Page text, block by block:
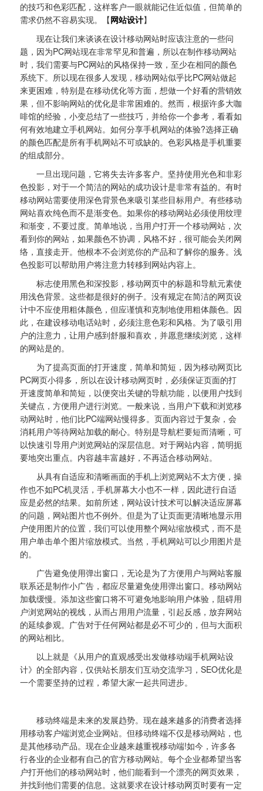
的技巧和色彩匹配，这样客户一眼就能记住近似值，但简单的
需求仍然不容易实现。【网站设计】
现在让我们来谈谈在设计移动网站时应该注意的一些问
题，因为PC网站现在非常罕见和普遍，所以在制作移动网站
时，我们需要与PC网站的风格保持一致，至少在相同的颜色
系统下。所以现在很多人发现，移动网站似乎比PC网站做起
来更困难，特别是在移动优化等方面，想做一个好看的营销效
果，但不影响网站的优化是非常困难的。然而，根据许多大咖
啡馆的经验，小变总结了一些技巧，并给你一个参考，看看如
何有效地建立手机网站。如何分享手机网站的体验?选择正确
的颜色匹配是所有手机网站不可或缺的。色彩风格是手机重要
的组成部分。
一旦出现问题，它将失去许多客户。坚持使用光色和非彩
色投影，对于一个简洁的网站的成功设计是非常有益的。有时
移动网站需要使用深色背景色来吸引某些目标用户。有些移动
网站喜欢纯色而不是渐变色。如果你的移动网站必须使用纹理
和渐变，不要过度。简单地说，当用户打开一个移动网站，次
看到你的网站，如果颜色不协调，风格不好，很可能会关闭网
络，直接走开。他根本不会浏览你的产品和了解你的服务。浅
色投影可以帮助用户将注意力转移到网站内容上。
标志使用黑色和深投影，移动网页中的标题和导航元素使
用浅色背景。这些都是很好的例子。没有规定在简洁的网页设
计中不应使用粗体颜色，但应谨慎和克制地使用粗体颜色。因
此，在建设移动电话站时，必须注意色彩和风格。为了吸引用
户的注意力，让用户感到舒服和喜欢，并愿意继续浏览，这样
的网站是的。
为了提高页面的打开速度，简单和简短，因为移动网页比
PC网页小得多，所以在设计移动网页时，必须保证页面的打
开速度简单和简短，以便突出关键的导航功能，以便用户找到
关键点，方便用户进行浏览。一般来说，当用户下载和浏览移
动网站时，他们比PC端网站慢得多。页面内容过于复杂，会
消耗用户等待网站加载的耐心。特别是导航栏要短而清晰，可
以快速引导用户浏览网站的深层信息。对于网站内容，简明扼
要地突出重点。内容越丰富越好，不再适合移动网站。
从具有自适应和清晰画面的手机上浏览网站不太方便，操
作也不如PC机灵活，手机屏幕大小也不一样，因此进行自适
应是必然的结果。如前所述，网站设计技术可以解决适应屏幕
的问题，网站图片也不例外。但是为了让页面更清晰地显示用
户使用图片的位置，我们可以使用整个网站缩放模式，而不是
用户单击单个图片缩放模式。当然，手机网站可以少用图片是
的。
广告避免使用弹出窗口，无论是为了方便用户与网站客服
联系还是制作小广告，都应尽量避免使用弹出窗口。移动网站
加载缓慢。添加这些窗口将不可避免地影响用户体验，阻碍用
户浏览网站的视线，从而占用用户流量，引起反感，放弃网站
的延续参观。广告对于任何网站都是必不可少的，但与大面积
的网站相比。
以上就是《从用户的直观感受出发做移动端手机网站设
计》的全部内容，仅供站长朋友们互动交流学习，SEO优化是
一个需要坚持的过程，希望大家一起共同进步。
移动终端是未来的发展趋势。现在越来越多的消费者选择
用移动客户端浏览企业网站。但移动终端不仅是移动网站，也
是其他移动产品。现在企业越来越重视移动端!如今，许多各
行各业的企业都有自己的官方移动网站。每个企业都希望当客
户打开他们的移动网站时，他们能看到一个漂亮的网页效果，
并找到他们需要的信息。这就要求在设计移动网页时要有一定